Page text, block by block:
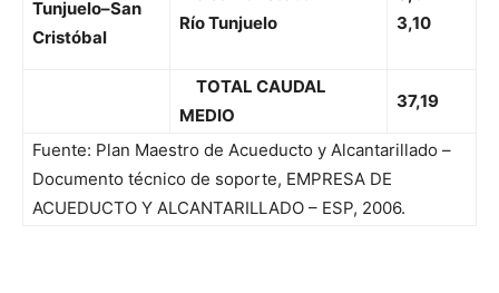
Tunjuelo–San
Cristóbal
Río Tunjuelo
3,10
TOTAL CAUDAL
MEDIO
37,19
Fuente: Plan Maestro de Acueducto y Alcantarillado –
Documento técnico de soporte, EMPRESA DE
ACUEDUCTO Y ALCANTARILLADO – ESP, 2006.